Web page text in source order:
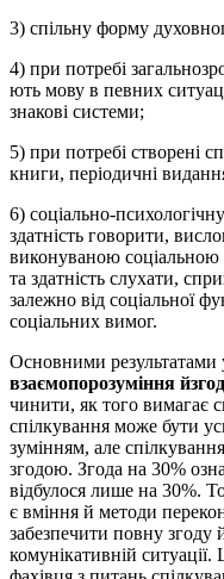
3) спільну форму
4) при потребі
ють мову в певних
зна­кові системи;
5) при потребі створені
кни­ги, періодичні
6) соціально-
здатність говорити,
виконуваною
та здатність слухати,
залежно від соціальної
соціальних вимог.
Основними результатами
взаємопорозуміння й
чинити, як того вимагає
спілкування може бути
зумінням, але
згодою. Згода на 30%
відбулося лише на 30%.
є вміння й методи
забезпечити повну згоду
комунікативній